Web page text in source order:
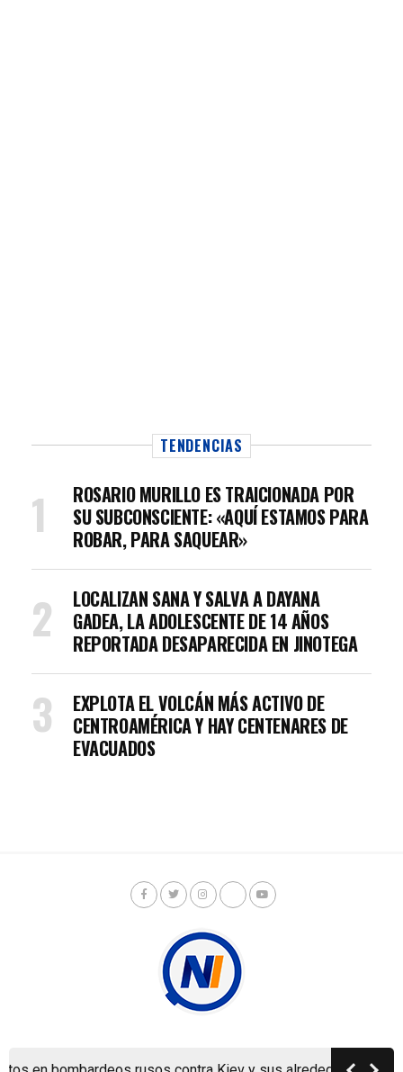
TENDENCIAS
ROSARIO MURILLO ES TRAICIONADA POR
SU SUBCONSCIENTE: «AQUÍ ESTAMOS PARA
ROBAR, PARA SAQUEAR»
LOCALIZAN SANA Y SALVA A DAYANA
GADEA, LA ADOLESCENTE DE 14 AÑOS
REPORTADA DESAPARECIDA EN JINOTEGA
EXPLOTA EL VOLCÁN MÁS ACTIVO DE
CENTROAMÉRICA Y HAY CENTENARES DE
EVACUADOS
Copyright © Nicaragua Investiga 2024